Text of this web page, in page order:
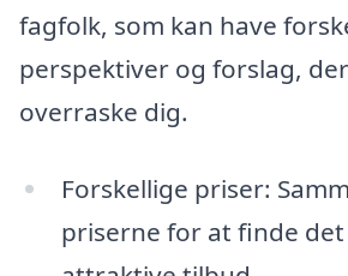
fagfolk, som kan have
perspektiver og forslag,
overraske dig.
Forskellige priser:
priserne for at finde